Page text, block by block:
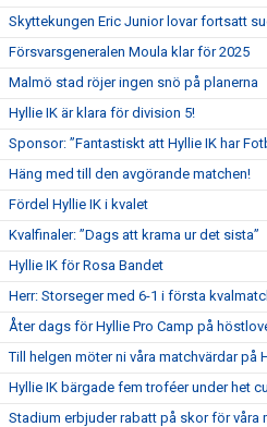
Skyttekungen Eric Junior lovar fortsatt
Försvarsgeneralen Moula klar för 2025
Malmö stad röjer ingen snö på planerna
Hyllie IK är klara för division 5!
Sponsor: ”Fantastiskt att Hyllie IK har
Häng med till den avgörande matchen!
Fördel Hyllie IK i kvalet
Kvalfinaler: ”Dags att krama ur det sista”
Hyllie IK för Rosa Bandet
Herr: Storseger med 6-1 i första
Åter dags för Hyllie Pro Camp på
Till helgen möter ni våra matchvärdar på
Hyllie IK bärgade fem troféer under het
Stadium erbjuder rabatt på skor för våra